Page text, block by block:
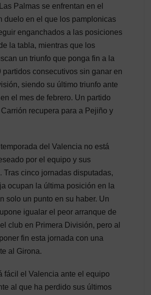
Palmas se enfrentan en el
duelo en el que los pamplonicas
enganchados a las posiciones
la tabla, mientras que los
un triunfo que ponga fin a la
partidos consecutivos sin ganar en
siendo su último triunfo ante
el mes de febrero. Un partido
recupera para a Pejiño y
del Valencia no está
por el equipo y sus
Tras cinco jornadas disputadas,
ocupan la última posición en la
solo un punto en su haber. Un
igualar el peor arranque de
club en Primera División, pero al
fin esta jornada con una
al Girona.
fácil el Valencia ante el equipo
al que ha perdido sus últimos